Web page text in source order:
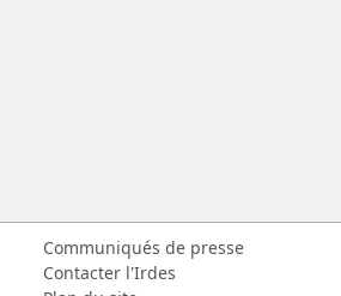
Communiqués de presse
Contacter l'Irdes